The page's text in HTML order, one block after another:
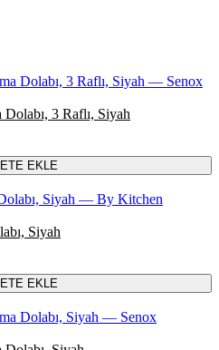
3 Raflı, Siyah
EKLE
Siyah
EKLE